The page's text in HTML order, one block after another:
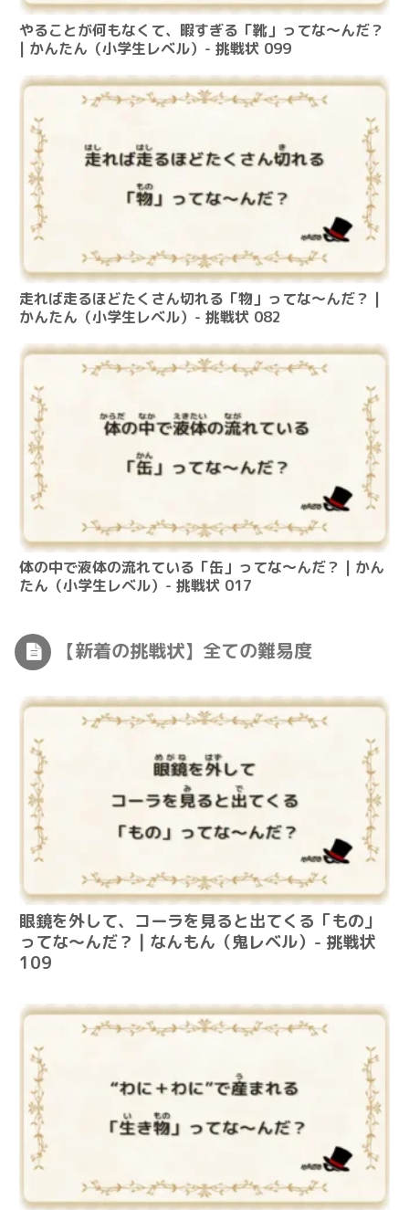
やることが何もなくて、暇すぎる「靴」ってな～んだ？
| かんたん（小学生レベル）- 挑戦状 099
走れば走るほどたくさん切れる「物」ってな～んだ？ |
かんたん（小学生レベル）- 挑戦状 082
体の中で液体の流れている「缶」ってな～んだ？ | かん
たん（小学生レベル）- 挑戦状 017
【新着の挑戦状】全ての難易度
眼鏡を外して、コーラを見ると出てくる「もの」
ってな～んだ？ | なんもん（鬼レベル）- 挑戦状
109